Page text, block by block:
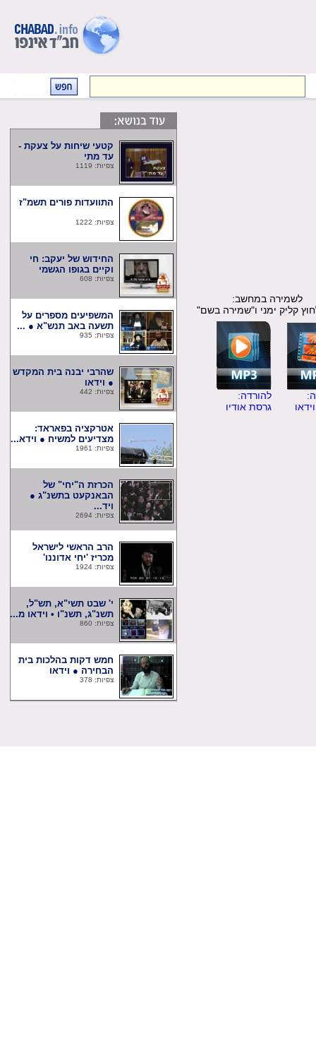
במחשב:
קליק ימני ו"שמירה בשם"
להורדה:
גרסת אודיו
קטעי שיחות על צעקת -
עד מתי
צפיות: 1119
התוועדות פורים תשמ"ז
צפיות: 1222
החידוש של יעקב: חי
וקיים בגופו הגשמי
צפיות: 608
המשפיעים מספרים על
תשעה באב תנש"א ● ...
צפיות: 935
שהרבי יבנה בית המקדש
● וידאו
צפיות: 442
אטרקציה בפאראד:
מצדיעים למשיח ● וידא...
צפיות: 1961
הכרזת ה"יחי" של
הבאנקעט בתשנ"ג ●
ויד...
צפיות: 2694
הרב הראשי לישראל
מכריז 'יחי אדוננו'
צפיות: 1924
י' שבט תשי"א, תש"ל,
תשנ"ג, תשנ"ו • וידאו מ...
צפיות: 860
חמש דקות בהלכות בית
הבחירה ● וידאו
צפיות: 378